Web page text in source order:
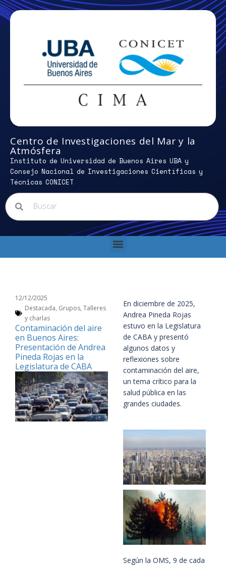
Centro de Investigaciones del Mar y la
Atmósfera
Instituto de Universidad de Buenos Aires UBA y
Consejo Nacional de Investigaciones Científicas y
Técnicas CONICET
12/12/2025
Destacada, Grupos, Talleres
y charlas
Contaminación del aire
en Buenos Aires:
Presentación de Andrea
Pineda Rojas en la
Legislatura de CABA
En diciembre de 2025,
Andrea Pineda Rojas
estuvo en la Legislatura
de CABA y presentó
algunos datos y
reflexiones sobre
contaminación del aire,
un tema crítico para la
salud pública en las
grandes ciudades.
Según la OMS, 9 de cada